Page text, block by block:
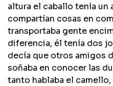
altura el caballo tenía un
compartían cosas en
transportaba gente
diferencia, él tenía dos
decía que otros amigos
soñaba en conocer las
tanto hablaba el